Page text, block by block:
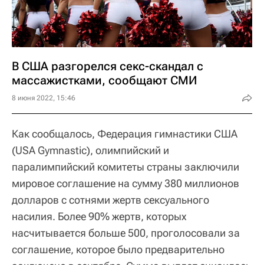
В США разгорелся секс-скандал с
массажистками, сообщают СМИ
8 июня 2022, 15:46
Как сообщалось, Федерация гимнастики США
(USA Gymnastic), олимпийский и
паралимпийский комитеты страны заключили
мировое соглашение на сумму 380 миллионов
долларов с сотнями жертв сексуального
насилия. Более 90% жертв, которых
насчитывается больше 500, проголосовали за
соглашение, которое было предварительно